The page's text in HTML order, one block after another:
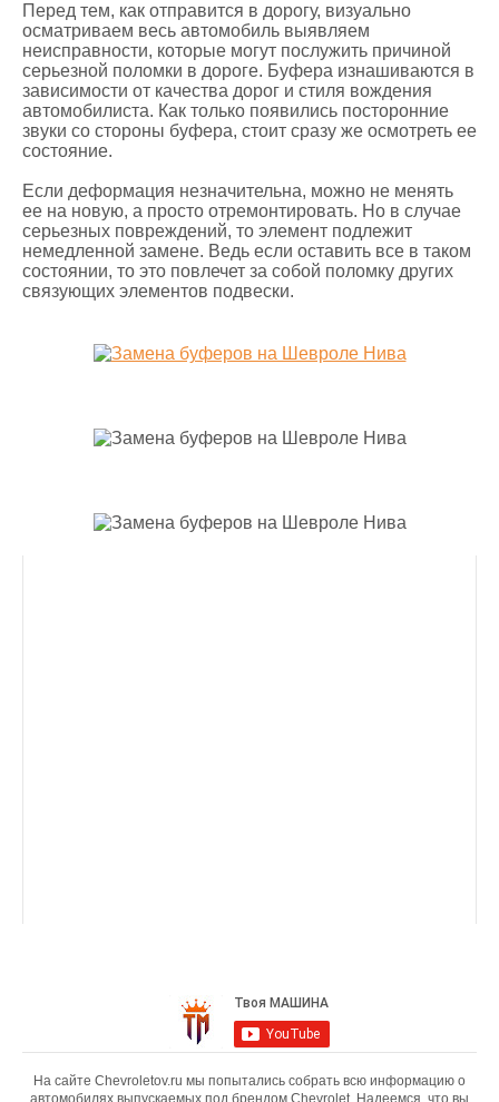
Перед тем, как отправится в дорогу, визуально
осматриваем весь автомобиль выявляем
неисправности, которые могут послужить причиной
серьезной поломки в дороге. Буфера изнашиваются в
зависимости от качества дорог и стиля вождения
автомобилиста. Как только появились посторонние
звуки со стороны буфера, стоит сразу же осмотреть ее
состояние.
Если деформация незначительна, можно не менять
ее на новую, а просто отремонтировать. Но в случае
серьезных повреждений, то элемент подлежит
немедленной замене. Ведь если оставить все в таком
состоянии, то это повлечет за собой поломку других
связующих элементов подвески.
На сайте Chevroletov.ru мы попытались собрать всю информацию о
автомобилях выпускаемых под брендом Chevrolet. Надеемся, что вы